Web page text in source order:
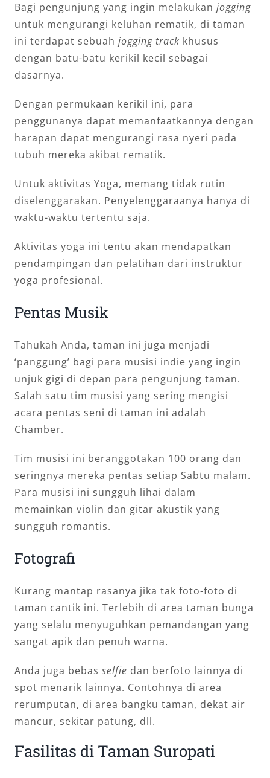
Bagi pengunjung yang ingin melakukan jogging
untuk mengurangi keluhan rematik, di taman
ini terdapat sebuah jogging track khusus
dengan batu-batu kerikil kecil sebagai
dasarnya.
Dengan permukaan kerikil ini, para
penggunanya dapat memanfaatkannya dengan
harapan dapat mengurangi rasa nyeri pada
tubuh mereka akibat rematik.
Untuk aktivitas Yoga, memang tidak rutin
diselenggarakan. Penyelenggaraanya hanya di
waktu-waktu tertentu saja.
Aktivitas yoga ini tentu akan mendapatkan
pendampingan dan pelatihan dari instruktur
yoga profesional.
Pentas Musik
Tahukah Anda, taman ini juga menjadi
‘panggung’ bagi para musisi indie yang ingin
unjuk gigi di depan para pengunjung taman.
Salah satu tim musisi yang sering mengisi
acara pentas seni di taman ini adalah
Chamber.
Tim musisi ini beranggotakan 100 orang dan
seringnya mereka pentas setiap Sabtu malam.
Para musisi ini sungguh lihai dalam
memainkan violin dan gitar akustik yang
sungguh romantis.
Fotografi
Kurang mantap rasanya jika tak foto-foto di
taman cantik ini. Terlebih di area taman bunga
yang selalu menyuguhkan pemandangan yang
sangat apik dan penuh warna.
Anda juga bebas selfie dan berfoto lainnya di
spot menarik lainnya. Contohnya di area
rerumputan, di area bangku taman, dekat air
mancur, sekitar patung, dll.
Fasilitas di Taman Suropati